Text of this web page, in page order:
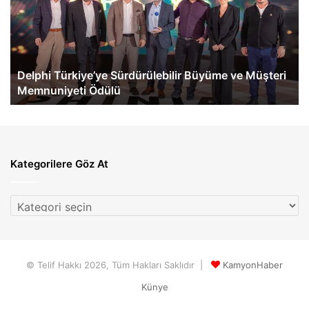
Büyüme
ve
Müşteri
Memnuniyeti
Delphi Türkiye’ye Sürdürülebilir Büyüme ve Müşteri
Memnuniyeti Ödülü
Kategorilere Göz At
Kategorilere
Göz
© Telif Hakkı 2026, Tüm Hakları Saklıdır |
KamyonHaber
Künye